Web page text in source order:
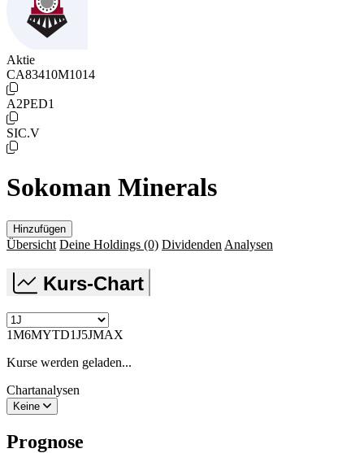
Aktie
CA83410M1014
A2PED1
SIC.V
Sokoman Minerals
Hinzufügen
Übersicht Deine Holdings (0) Dividenden Analysen
Kurs-Chart
1M6MYTD1J5JMAX
Kurse werden geladen...
Chartanalysen
Keine
Prognose